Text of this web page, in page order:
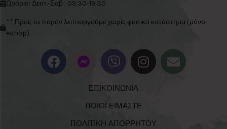
Ωράριο: Δευτ.-Σαβ : 09:30-19:30
** Προς το παρόν λειτουργούμε χωρίς φυσικό κατάστημα (μόνο
eshop)
ΕΠΙΚΟΙΝΩΝΙΑ
ΠΟΙΟΙ ΕΙΜΑΣΤΕ
ΠΟΛΙΤΙΚΗ ΑΠΟΡΡΗΤΟΥ